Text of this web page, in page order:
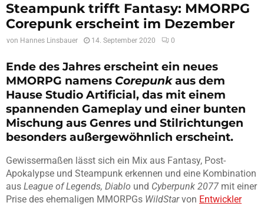
Steampunk trifft Fantasy: MMORPG
Corepunk erscheint im Dezember
von Hannes Linsbauer 14. September 2020 0
Ende des Jahres erscheint ein neues
MMORPG namens Corepunkaus dem
Hause Studio Artificial, das mit einem
spannenden Gameplay und einer bunten
Mischung aus Genres und Stilrichtungen
besonders außergewöhnlich erscheint.
Gewissermaßen lässt sich ein Mix aus Fantasy, Post-
Apokalypse und Steampunk erkennen und eine Kombination
aus League of Legends, Diablo und Cyberpunk 2077 mit einer
Prise des ehemaligen MMORPGs WildStarvon Entwickler